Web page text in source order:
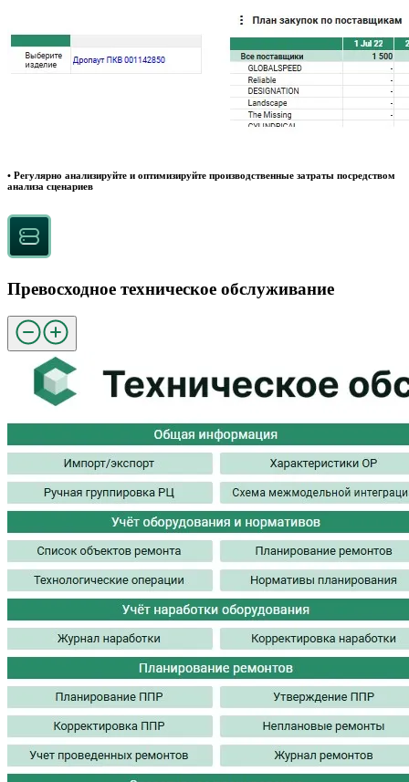
• Регулярно анализируйте и оптимизируйте производственные затраты посредством
анализа сценариев
Превосходное техническое обслуживание